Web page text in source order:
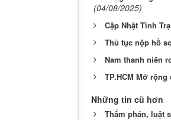
(04/08/2025)
Cập Nhật Tình
Thủ tục nộp hồ
Nam thanh niên
TP.HCM Mở
Những tin cũ hơn
Thẩm phán, luật